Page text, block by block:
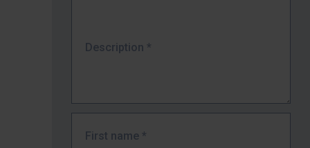
Description *
First name *